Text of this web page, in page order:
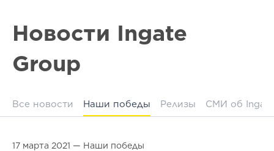
Новости Ingate
Group
Все новости Наши победы Релизы СМИ об Ingate
17 марта 2021 — Наши победы